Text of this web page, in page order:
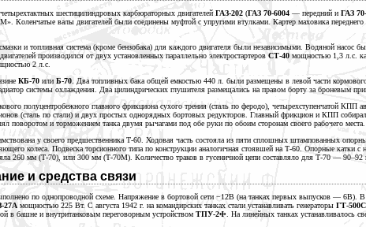
шестицилиндровых карбюраторных двигателейГАЗ-202 (ГАЗ 70-6004 — передний и ГАЗ
Коленчатые валы двигателей были соединены муфтой с упругими втулками. Картер маховика
смазки и топливная система (кроме бензобака) для каждого двигателя были независимыми. Водяной
производился от двух установленных параллельно электростартеров СТ-40 мощностью 1,3 л.с.
2 л.с.
КБ-70 или Б-70 . Два топливных бака общей емкостью 440 л. были размещены в левой части
системы охлаждения. Два цилиндрических глушителя размещались на правом борту за броневым
полуцентробежного главного фрикциона сухого трения (сталь по феродо), четырехступенчатой КПП
(сталь по стали) и двух простых однорядных бортовых редукторов. Главный фрикцион и КПП
поворотом и торможением танка двумя рычагами под обе руки по обоим сторонам своего рабочего места.
у своего предшественника Т-60. Ходовая часть состояла из пяти сплошных штампованных
колеса. Подвеска торсионного типа по конструкции аналогичная стоявшей на Т-60. Опорные
260 мм(Т-70), или300 мм(Т-70М). Количество траков в гусеничной цепи составляло для Т-70 — 90–92
и средства связи
по однопроводной схеме. Напряжение в бортовой сети −12В (на танках первых выпусков — 6В). В
27А мощностью 225 Вт. С августа 1942 г. на командирских танках стали устанавливать генераторы ГТ-500С
в башне и внутританковым переговорным устройством ТПУ-2Ф . На линейных танках устанавливалось